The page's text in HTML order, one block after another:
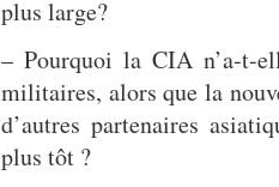
plus large?
– Pourquoi la CIA n’a-t-
militaires, alors que la
d’autres partenaires
plus tôt ?